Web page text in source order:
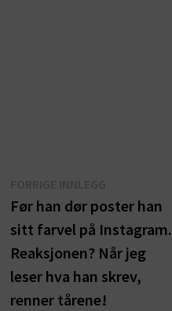
innlegg:
Før han dør poster han
sitt farvel på Instagram.
Reaksjonen? Når jeg
leser hva han skrev,
renner tårene!